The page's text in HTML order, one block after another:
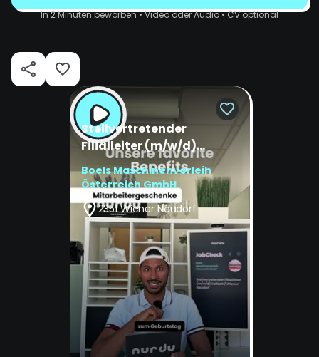
Stellvertretender
Filialleiter (m/w/d)
Vollzeit / Wiener Neudorf
Boels Maschinenverleih
Österreich GmbH
2351Wiener Neudorf
In 2 Minuten beworben • Video oder Audio • CV optional